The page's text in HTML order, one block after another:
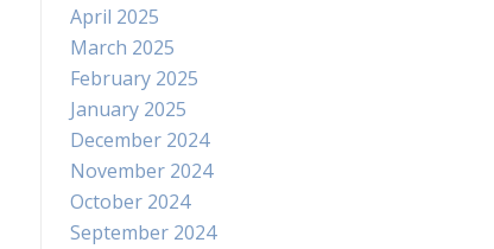
April 2025
March 2025
February 2025
January 2025
December 2024
November 2024
October 2024
September 2024